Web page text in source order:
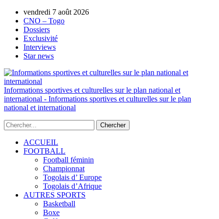
vendredi 7 août 2026
CNO – Togo
Dossiers
Exclusivité
Interviews
Star news
Informations sportives et culturelles sur le plan national et
international - Informations sportives et culturelles sur le plan
national et international
ACCUEIL
FOOTBALL
Football féminin
Championnat
Togolais d’ Europe
Togolais d’Afrique
AUTRES SPORTS
Basketball
Boxe
AUTORISATION DE LA HAAC N°0134/